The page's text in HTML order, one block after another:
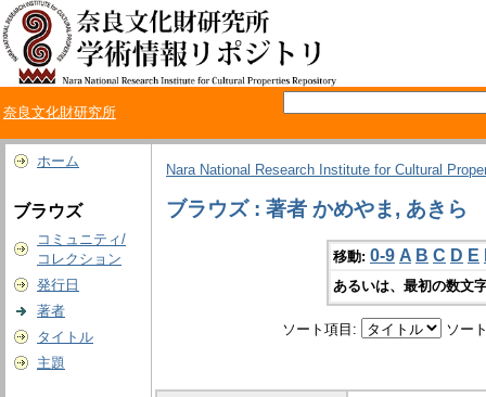
奈良文化財研究所
ホーム
ブラウズ
コミュニティ/
コレクション
発行日
著者
タイトル
主題
Nara National Research Institute for Cultural
ブラウズ : 著者 かめやま, あきら
移動: 0-9 A B C D E
あるいは、最初の数文
ソート項目: ソー